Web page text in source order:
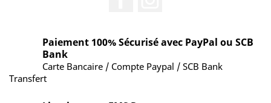
Paiement 100% Sécurisé avec PayPal ou SCB
Bank
Carte Bancaire / Compte Paypal / SCB Bank
Transfert